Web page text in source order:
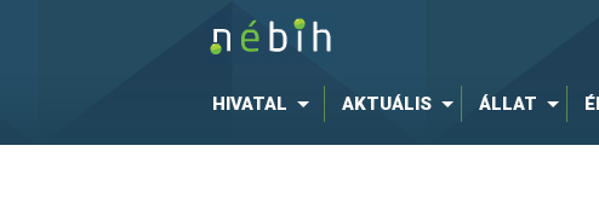
HIVATAL AKTUÁLIS ÁLLAT